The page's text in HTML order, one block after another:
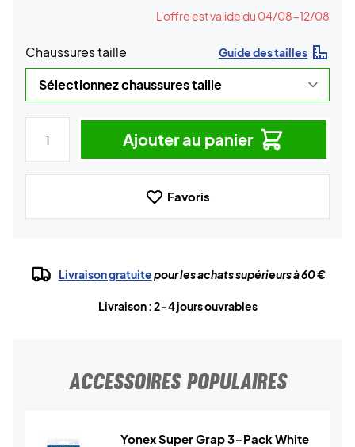
L'offre est valide du 04/08-12/08
Chaussures taille Guide des tailles
Ajouter au panier
Favoris
Livraison gratuitepour les achats supérieurs à 60 €
Livraison : 2-4 jours ouvrables
ACCESSOIRES POPULAIRES
Yonex Super Grap 3-Pack White